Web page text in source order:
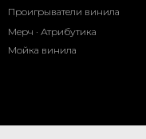
Проигрыватели винила
Мерч · Атрибутика
Мойка винила